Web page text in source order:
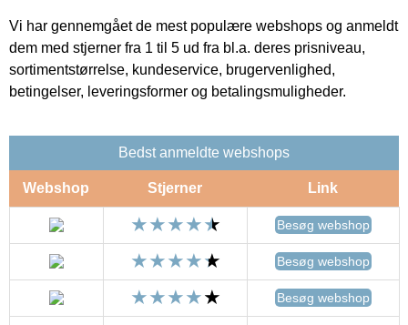
Vi har gennemgået de mest populære webshops og anmeldt
dem med stjerner fra 1 til 5 ud fra bl.a. deres prisniveau,
sortimentstørrelse, kundeservice, brugervenlighed,
betingelser, leveringsformer og betalingsmuligheder.
Bedst anmeldte webshops
Webshop Stjerner Link
Besøg webshop
Besøg webshop
Besøg webshop